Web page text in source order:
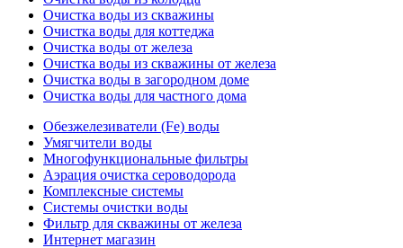
Очистка воды из скважины
Очистка воды для коттеджа
Очистка воды от железа
Очистка воды из скважины от железа
Очистка воды в загородном доме
Очистка воды для частного дома
Обезжелезиватели (Fe) воды
Умягчители воды
Многофункциональные фильтры
Аэрация очистка сероводорода
Комплексные системы
Системы очистки воды
Фильтр для скважины от железа
Интернет магазин